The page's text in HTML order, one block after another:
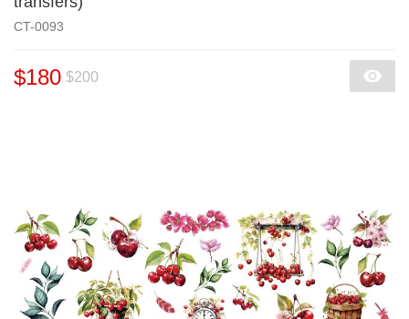
CT-0093
$180 $200